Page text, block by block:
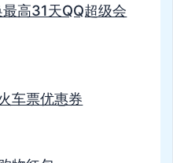
高31天QQ超级会
车票优惠券